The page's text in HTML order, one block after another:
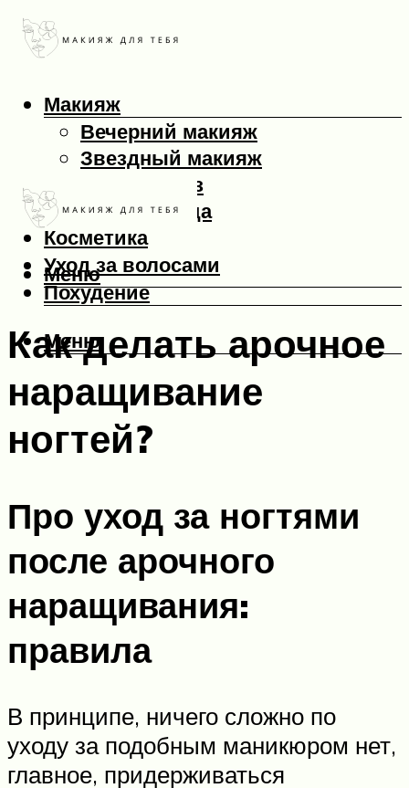
Макияж
Вечерний макияж
Звездный макияж
Макияж глаз
Макияж лица
Косметика
Уход за волосами
Похудение
Меню
Меню
Как делать арочное
наращивание
ногтей?
Про уход за ногтями
после арочного
наращивания:
правила
В принципе, ничего сложно по
уходу за подобным маникюром нет,
главное, придерживаться